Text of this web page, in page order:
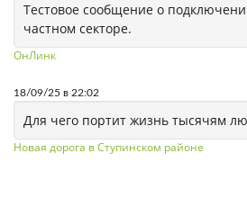
Тестовое сообщение о
частном секторе.
ОнЛинк
18/09/25 в 22:02
Для чего портит жизнь тысячям
Новая дорога в Ступинском районе